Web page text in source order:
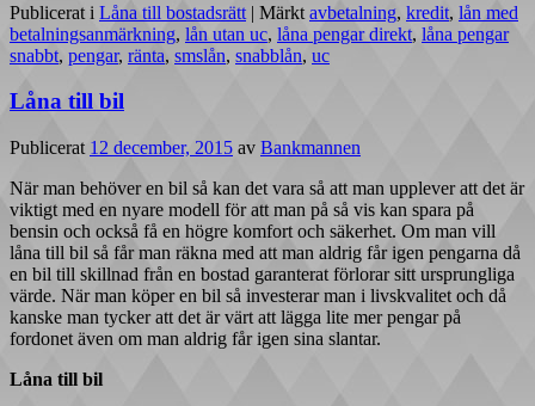
Publicerat i Låna till bostadsrätt | Märkt avbetalning, kredit, lån med
betalningsanmärkning, lån utan uc, låna pengar direkt, låna pengar
snabbt, pengar, ränta, smslån, snabblån, uc
Låna till bil
Publicerat 12 december, 2015 av Bankmannen
När man behöver en bil så kan det vara så att man upplever att det är
viktigt med en nyare modell för att man på så vis kan spara på
bensin och också få en högre komfort och säkerhet. Om man vill
låna till bil så får man räkna med att man aldrig får igen pengarna då
en bil till skillnad från en bostad garanterat förlorar sitt ursprungliga
värde. När man köper en bil så investerar man i livskvalitet och då
kanske man tycker att det är värt att lägga lite mer pengar på
fordonet även om man aldrig får igen sina slantar.
Låna till bil